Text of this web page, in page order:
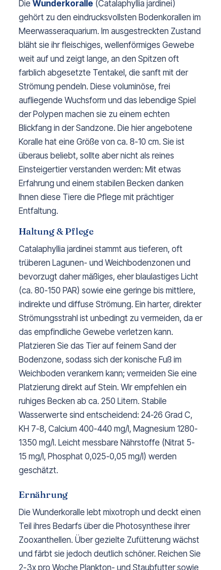
Die Wunderkoralle (Catalaphyllia jardinei)
gehört zu den eindrucksvollsten Bodenkorallen im
Meerwasseraquarium. Im ausgestreckten Zustand
bläht sie ihr fleischiges, wellenförmiges Gewebe
weit auf und zeigt lange, an den Spitzen oft
farblich abgesetzte Tentakel, die sanft mit der
Strömung pendeln. Diese voluminöse, frei
aufliegende Wuchsform und das lebendige Spiel
der Polypen machen sie zu einem echten
Blickfang in der Sandzone. Die hier angebotene
Koralle hat eine Größe von ca. 8-10 cm. Sie ist
überaus beliebt, sollte aber nicht als reines
Einsteigertier verstanden werden: Mit etwas
Erfahrung und einem stabilen Becken danken
Ihnen diese Tiere die Pflege mit prächtiger
Entfaltung.
Haltung & Pflege
Catalaphyllia jardinei stammt aus tieferen, oft
trüberen Lagunen- und Weichbodenzonen und
bevorzugt daher mäßiges, eher blaulastiges Licht
(ca. 80-150 PAR) sowie eine geringe bis mittlere,
indirekte und diffuse Strömung. Ein harter, direkter
Strömungsstrahl ist unbedingt zu vermeiden, da er
das empfindliche Gewebe verletzen kann.
Platzieren Sie das Tier auf feinem Sand der
Bodenzone, sodass sich der konische Fuß im
Weichboden verankern kann; vermeiden Sie eine
Platzierung direkt auf Stein. Wir empfehlen ein
ruhiges Becken ab ca. 250 Litern. Stabile
Wasserwerte sind entscheidend: 24-26 Grad C,
KH 7-8, Calcium 400-440 mg/l, Magnesium 1280-
1350 mg/l. Leicht messbare Nährstoffe (Nitrat 5-
15 mg/l, Phosphat 0,025-0,05 mg/l) werden
geschätzt.
Ernährung
Die Wunderkoralle lebt mixotroph und deckt einen
Teil ihres Bedarfs über die Photosynthese ihrer
Zooxanthellen. Über gezielte Zufütterung wächst
und färbt sie jedoch deutlich schöner. Reichen Sie
2-3x pro Woche Plankton- und Staubfutter sowie